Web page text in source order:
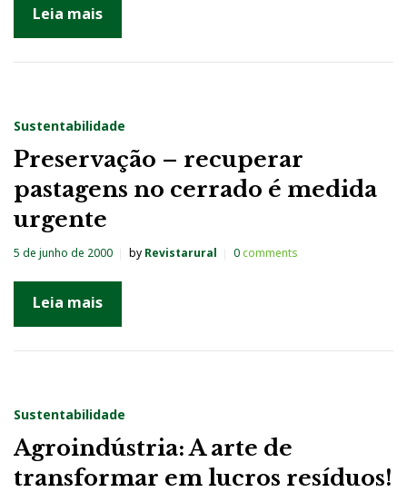
Leia mais
Sustentabilidade
Preservação – recuperar
pastagens no cerrado é medida
urgente
5 de junho de 2000 by Revistarural 0comments
Leia mais
Sustentabilidade
Agroindústria: A arte de
transformar em lucros resíduos!